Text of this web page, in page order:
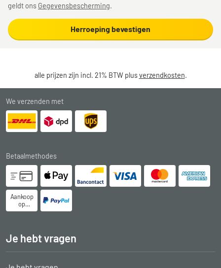
geldt ons Gegevensbescherming.
Herroeping bevestigen
alle prijzen zijn incl. 21% BTW plusverzendkosten.
We verzenden met
Betaalmethodes
Aankoop
op
rekening
Je hebt vragen